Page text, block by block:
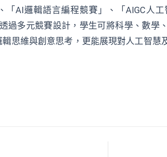
「AI邏輯語言編程競賽」、「AIGC人
過多元競賽設計，學生可將科學、數學
思維與創意思考，更能展現對人工智慧